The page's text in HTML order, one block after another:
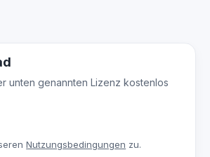
unten genannten Lizenz kostenlos
Nutzungsbedingungen zu.